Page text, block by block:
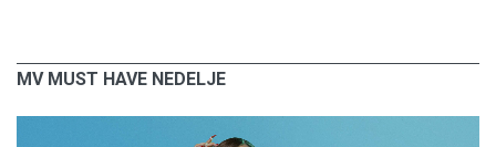
MV MUST HAVE NEDELJE